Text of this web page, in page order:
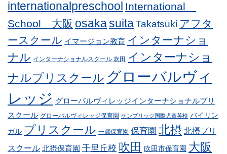
internationalpreschool International
School 大阪 osakasuitaTakatsuki アフタ
ースクール イマージョン教育 インターナショ
ナル インターナショナルスクール 吹田
インターナショ
ナルプリスクール グローバルヴィ
レッジ グローバルヴィレッジインターナショナルプリ
スクール グローバルヴィレッジ保育園 ケンブリッジ国際児童英検 バイリン
ガル プリスクール 一歳保育園 保育園 北摂 北摂プリ
スクール 北摂保育園 千里丘校 吹田 吹田市保育園 大阪